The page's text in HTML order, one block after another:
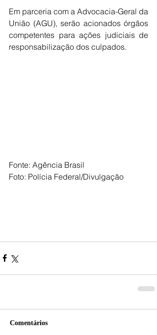
Em parceria com a Advocacia-Geral da
União (AGU), serão acionados órgãos
competentes para ações judiciais de
responsabilização dos culpados.
Fonte: Agência Brasil
Foto: Polícia Federal/Divulgação
Comentários